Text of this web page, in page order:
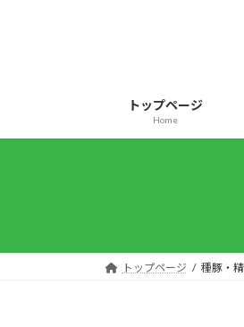
ス
ン
トップページ
Home
トップページ 種豚・